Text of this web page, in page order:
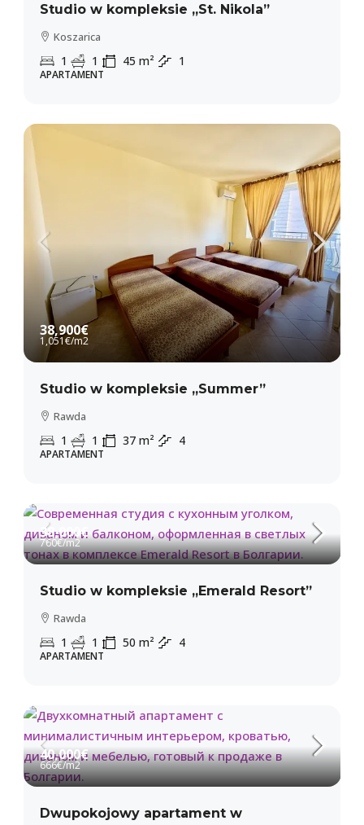
Studio w kompleksie „St. Nikola”
Koszarica
1 1 45 m² 1
APARTAMENT
38,900€
1,051€/m2
Studio w kompleksie „Summer”
Rawda
1 1 37 m² 4
APARTAMENT
38,000€
760€/m2
Studio w kompleksie „Emerald Resort”
Rawda
1 1 50 m² 4
APARTAMENT
40,000€
666€/m2
Dwupokojowy apartament w